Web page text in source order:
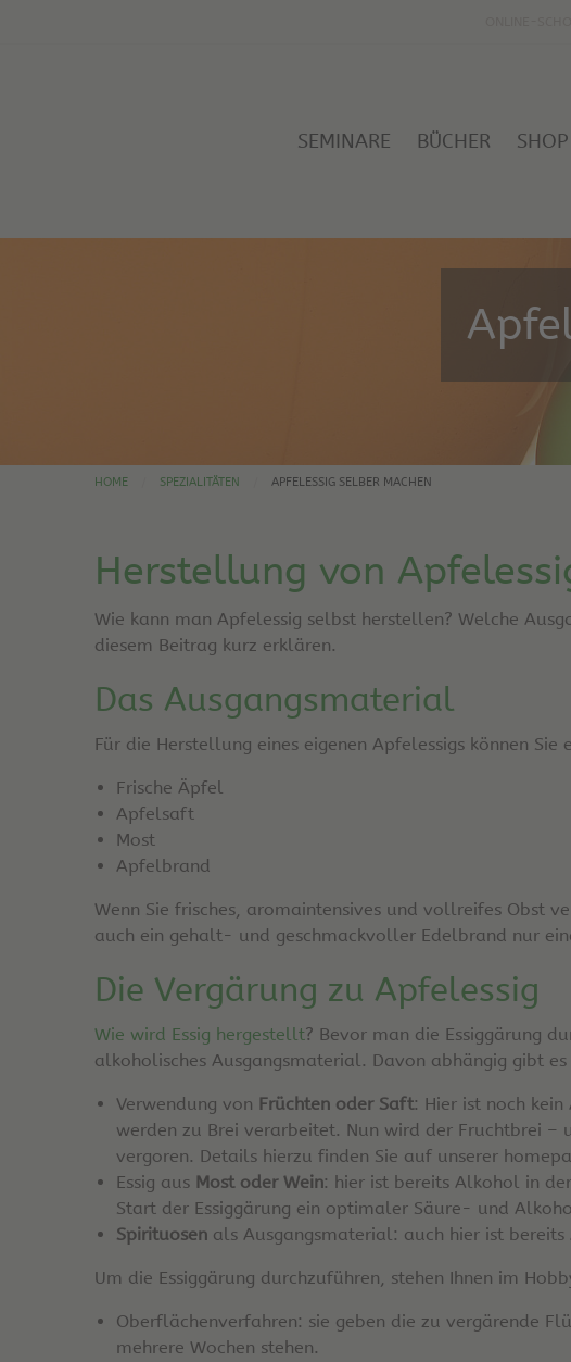
SEMINARE BÜCHER SHOP
HOME SPEZIALITÄTEN APFELESSIG SELBER MACHEN
Herstellung von
Wie kann man Apfelessig selbst herstellen? Welche
diesem Beitrag kurz erklären.
Das Ausgangsmaterial
Für die Herstellung eines eigenen Apfelessigs können
Frische Äpfel
Apfelsaft
Most
Apfelbrand
Wenn Sie frisches, aromaintensives und vollreifes Obst
auch ein gehalt- und geschmackvoller Edelbrand nur
Die Vergärung zu Apfelessig
Wie wird Essig hergestellt? Bevor man die Essiggärung
alkoholisches Ausgangsmaterial. Davon abhängig gibt
Verwendung von Früchten oder Saft: Hier ist noch
werden zu Brei verarbeitet. Nun wird der Fruchtbrei –
vergoren. Details hierzu finden Sie auf unserer
Essig aus Most oder Wein: hier ist bereits Alkohol in
Start der Essiggärung ein optimaler Säure- und
Spirituosen als Ausgangsmaterial: auch hier ist
Um die Essiggärung durchzuführen, stehen Ihnen im
Oberflächenverfahren: sie geben die zu vergärende
mehrere Wochen stehen.